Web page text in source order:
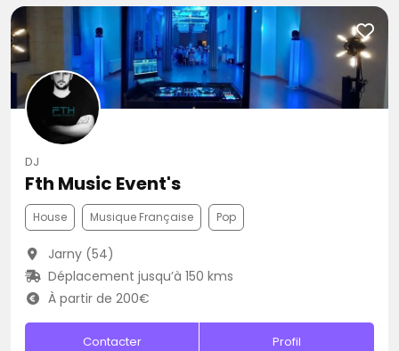
DJ
Fth Music Event's
House Musique Française Pop
Jarny (54)
Déplacement jusqu’à 150 kms
À partir de 200€
Contacter Profil